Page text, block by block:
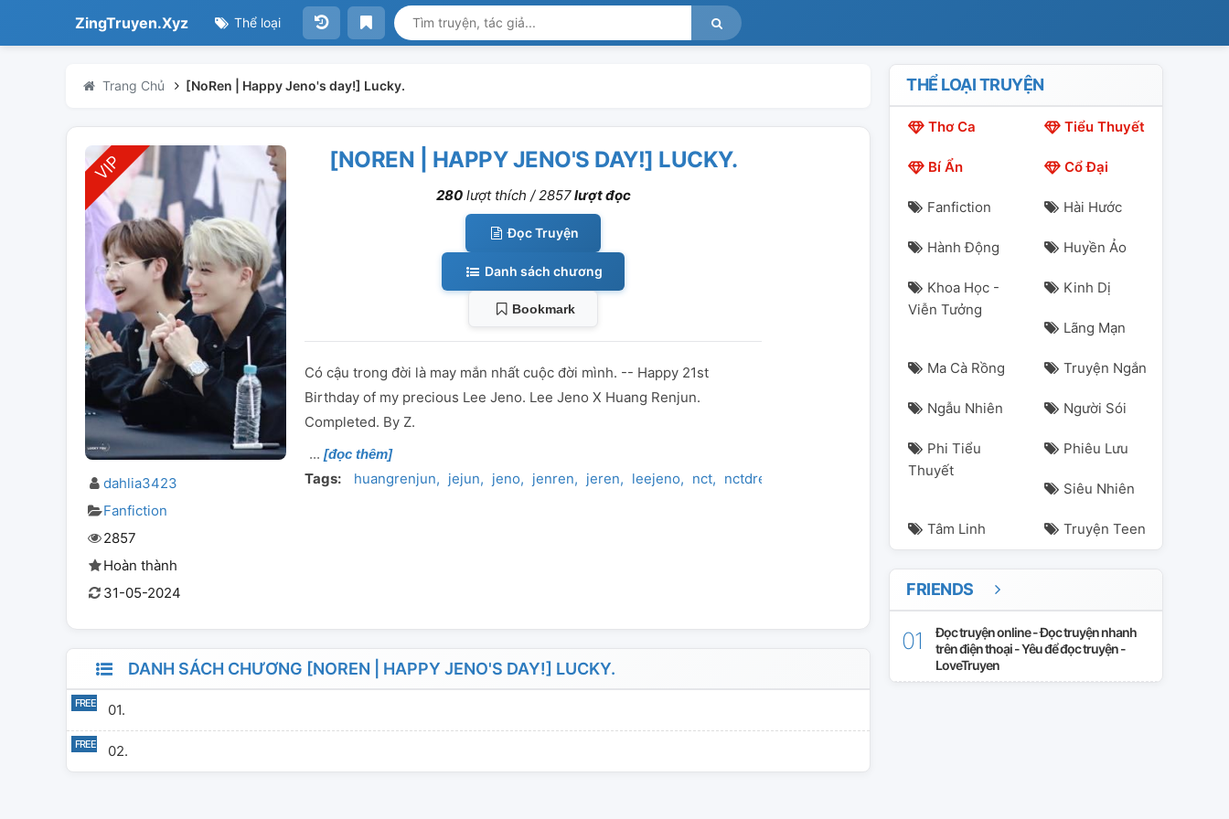
ZingTruyen.Xyz Thể loại
Trang Chủ [NoRen | Happy Jeno's day!] Lucky.
dahlia3423
Fanfiction
2857
Hoàn thành
31-05-2024
[NOREN | HAPPY JENO'S DAY!] LUCKY.
280lượt thích /2857lượt đọc
Đọc Truyện
Danh sách chương
Bookmark
Có cậu trong đời là may mắn nhất cuộc đời mình. -- Happy 21st
Birthday of my precious Lee Jeno. Lee Jeno X Huang Renjun.
Completed. By Z.
[đọc thêm]
Tags: huangrenjun jejun jeno jenren jeren leejeno nct nctdream renjun
DANH SÁCH CHƯƠNG [NOREN | HAPPY JENO'S DAY!] LUCKY.
01.
02.
THỂ LOẠI TRUYỆN
Thơ Ca Tiểu Thuyết
Bí Ẩn Cổ Đại
Fanfiction Hài Hước
Hành Động Huyền Ảo
Khoa Học -
Viễn Tưởng
Kinh Dị
Lãng Mạn
Ma Cà Rồng Truyện Ngắn
Ngẫu Nhiên Người Sói
Phi Tiểu
Thuyết
Phiêu Lưu
Siêu Nhiên
Tâm Linh Truyện Teen
FRIENDS
Đọc truyện online - Đọc truyện nhanh
trên điện thoại - Yêu để đọc truyện -
LoveTruyen